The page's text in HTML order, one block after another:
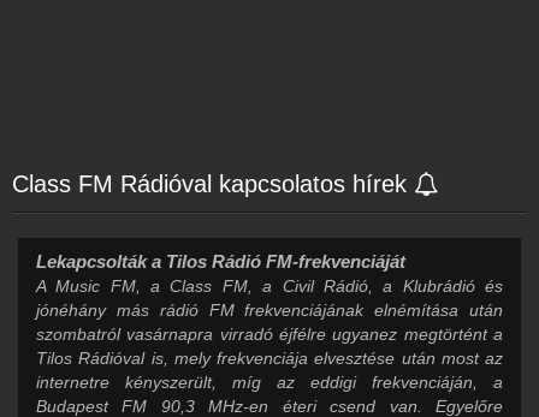
Class FM Rádióval kapcsolatos hírek
Lekapcsolták a Tilos Rádió FM-frekvenciáját
A Music FM, a Class FM, a Civil Rádió, a Klubrádió és
jónéhány más rádió FM frekvenciájának elnémítása után
szombatról vasárnapra virradó éjfélre ugyanez megtörtént a
Tilos Rádióval is, mely frekvenciája elvesztése után most az
internetre kényszerült, míg az eddigi frekvenciáján, a
Budapest FM 90,3 MHz-en éteri csend van. Egyelőre